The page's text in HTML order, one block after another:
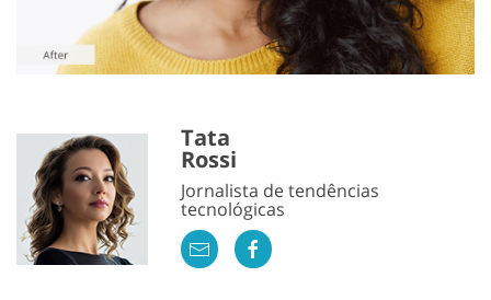
Tata
Rossi
Jornalista de tendências
tecnológicas